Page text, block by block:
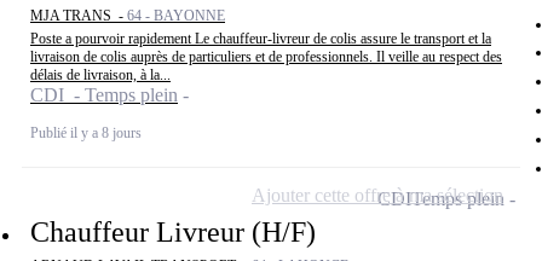
MJA TRANS - 64 - BAYONNE
Poste a pourvoir rapidement Le chauffeur-livreur de colis assure le transport et la
livraison de colis auprès de particuliers et de professionnels. Il veille au respect des
délais de livraison, à la...
CDI - Temps plein
Publié il y a 8 jours
Chauffeur Livreur (H/F)
CDITemps plein
Ajouter cette offre à ma sélection